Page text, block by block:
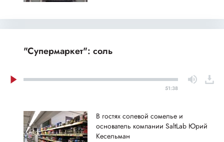
"Супермаркет": соль
51:38
В гостях солевой сомелье и
основатель компании SaltLab Юрий
Кесельман